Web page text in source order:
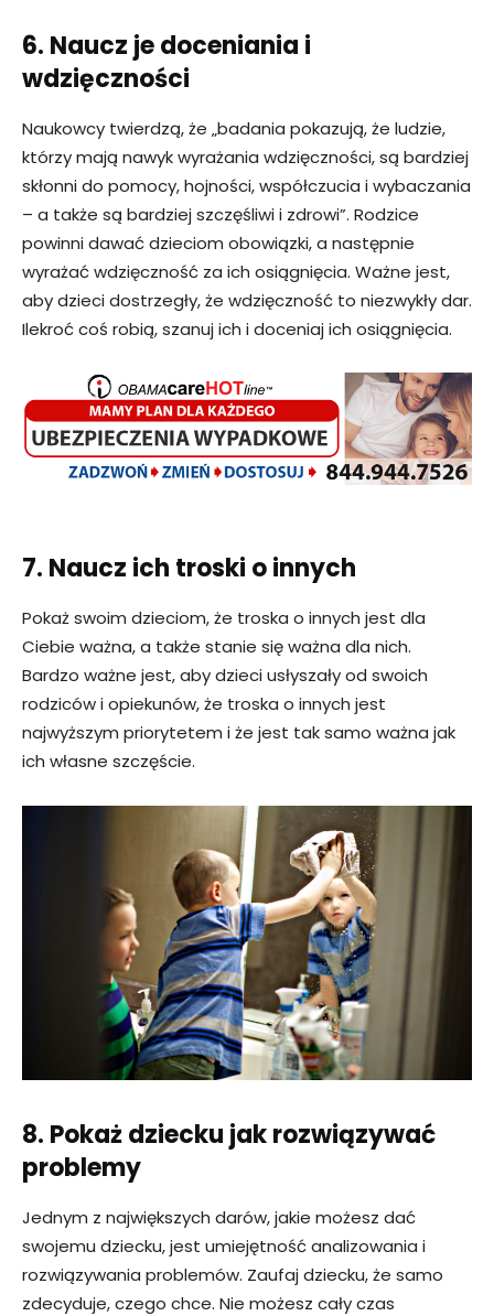
6. Naucz je doceniania i
wdzięczności
Naukowcy twierdzą, że „badania pokazują, że ludzie,
którzy mają nawyk wyrażania wdzięczności, są bardziej
skłonni do pomocy, hojności, współczucia i wybaczania
– a także są bardziej szczęśliwi i zdrowi”. Rodzice
powinni dawać dzieciom obowiązki, a następnie
wyrażać wdzięczność za ich osiągnięcia. Ważne jest,
aby dzieci dostrzegły, że wdzięczność to niezwykły dar.
Ilekroć coś robią, szanuj ich i doceniaj ich osiągnięcia.
7. Naucz ich troski o innych
Pokaż swoim dzieciom, że troska o innych jest dla
Ciebie ważna, a także stanie się ważna dla nich.
Bardzo ważne jest, aby dzieci usłyszały od swoich
rodziców i opiekunów, że troska o innych jest
najwyższym priorytetem i że jest tak samo ważna jak
ich własne szczęście.
8. Pokaż dziecku jak rozwiązywać
problemy
Jednym z największych darów, jakie możesz dać
swojemu dziecku, jest umiejętność analizowania i
rozwiązywania problemów. Zaufaj dziecku, że samo
zdecyduje, czego chce. Nie możesz cały czas